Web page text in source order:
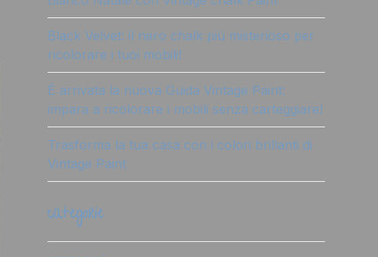
Black Velvet: il nero chalk più misterioso per
ricolorare i tuoi mobili!
È arrivata la nuova Guida Vintage Paint:
impara a ricolorare i mobili senza carteggiare!
Trasforma la tua casa con i colori brillanti di
Vintage Paint
categorie